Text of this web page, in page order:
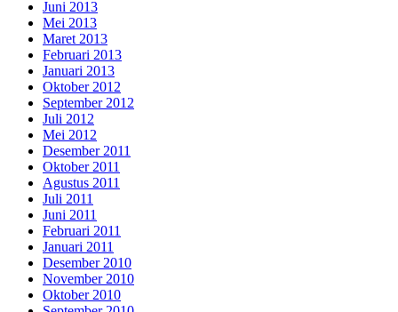
Juni 2013
Mei 2013
Maret 2013
Februari 2013
Januari 2013
Oktober 2012
September 2012
Juli 2012
Mei 2012
Desember 2011
Oktober 2011
Agustus 2011
Juli 2011
Juni 2011
Februari 2011
Januari 2011
Desember 2010
November 2010
Oktober 2010